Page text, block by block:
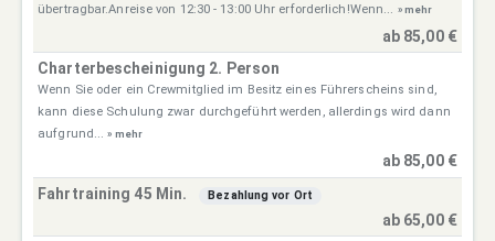
übertragbar.Anreise von 12:30 - 13:00 Uhr erforderlich!Wenn... » mehr
ab 85,00 €
Charterbescheinigung 2. Person
Wenn Sie oder ein Crewmitglied im Besitz eines Führerscheins sind,
kann diese Schulung zwar durchgeführt werden, allerdings wird dann
aufgrund...» mehr
ab 85,00 €
Fahrtraining 45 Min.
Bezahlung vor Ort
ab 65,00 €